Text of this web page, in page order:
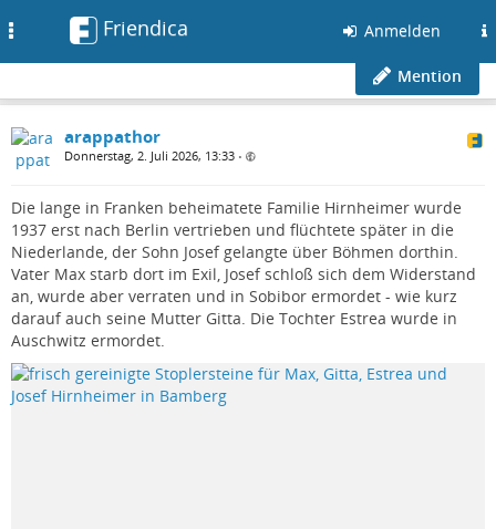
Friendica Anmelden
Mention
arappathor
Donnerstag, 2. Juli 2026, 13:33 •
Die lange in Franken beheimatete Familie Hirnheimer wurde
1937 erst nach Berlin vertrieben und flüchtete später in die
Niederlande, der Sohn Josef gelangte über Böhmen dorthin.
Vater Max starb dort im Exil, Josef schloß sich dem Widerstand
an, wurde aber verraten und in Sobibor ermordet - wie kurz
darauf auch seine Mutter Gitta. Die Tochter Estrea wurde in
Auschwitz ermordet.